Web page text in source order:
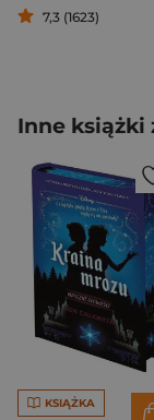
7,3 (1623)
Inne książki
KSIĄŻKA